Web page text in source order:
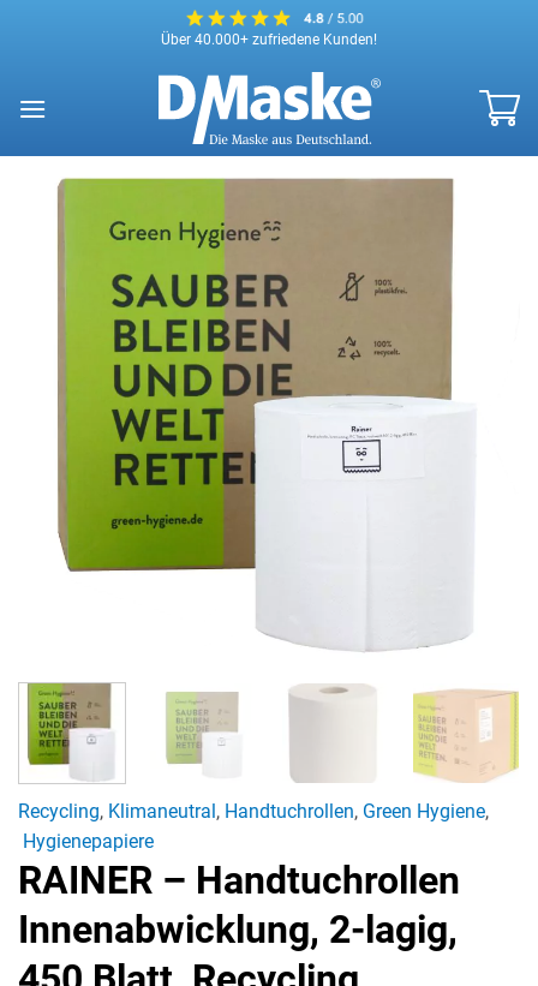
Über 40.000+ zufriedene Kunden!
Recycling, Klimaneutral, Handtuchrollen, Green Hygiene,
Hygienepapiere
RAINER – Handtuchrollen
Innenabwicklung, 2-lagig,